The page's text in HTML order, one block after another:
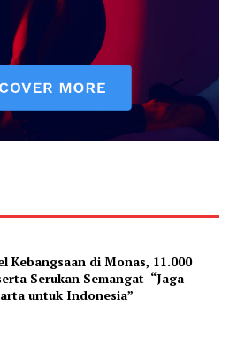
Kebangsaan di Monas, 11.000
Serukan Semangat “Jaga
untuk Indonesia”